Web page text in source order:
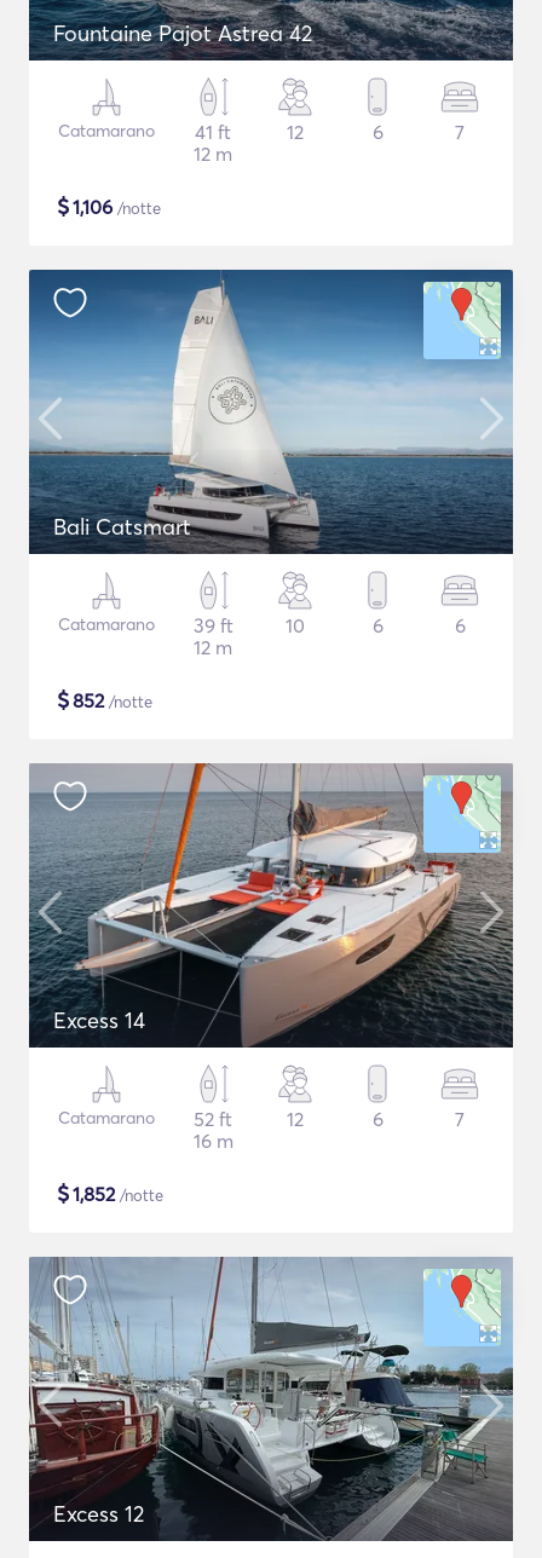
Fountaine Pajot Astrea 42
Catamarano
41 ft
12 m
12 6 7
$1,106 /notte
Bali Catsmart
Catamarano
39 ft
12 m
10 6 6
$852/notte
Excess 14
Catamarano
52 ft
16 m
12 6 7
$1,852/notte
Excess 12